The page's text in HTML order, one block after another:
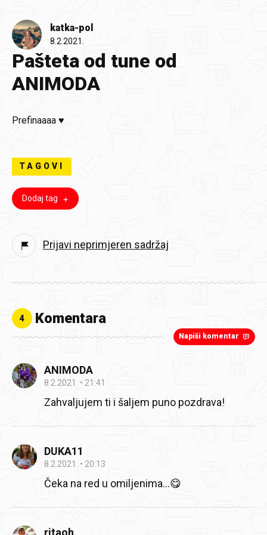
katka-pol
8.2.2021.
Pašteta od tune od
ANIMODA
Prefinaaaa ♥️
TAGOVI
Dodaj tag
Prijavi neprimjeren sadržaj
4 Komentara
Napiši komentar
ANIMODA
8.2.2021. 21:41
Zahvaljujem ti i šaljem puno pozdrava!
DUKA11
8.2.2021. 20:13
Čeka na red u omiljenima...😋
ritaoh